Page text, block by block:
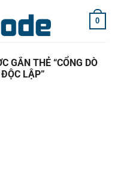
0
GẮN THẺ “CỔNG DÒ
LẬP”